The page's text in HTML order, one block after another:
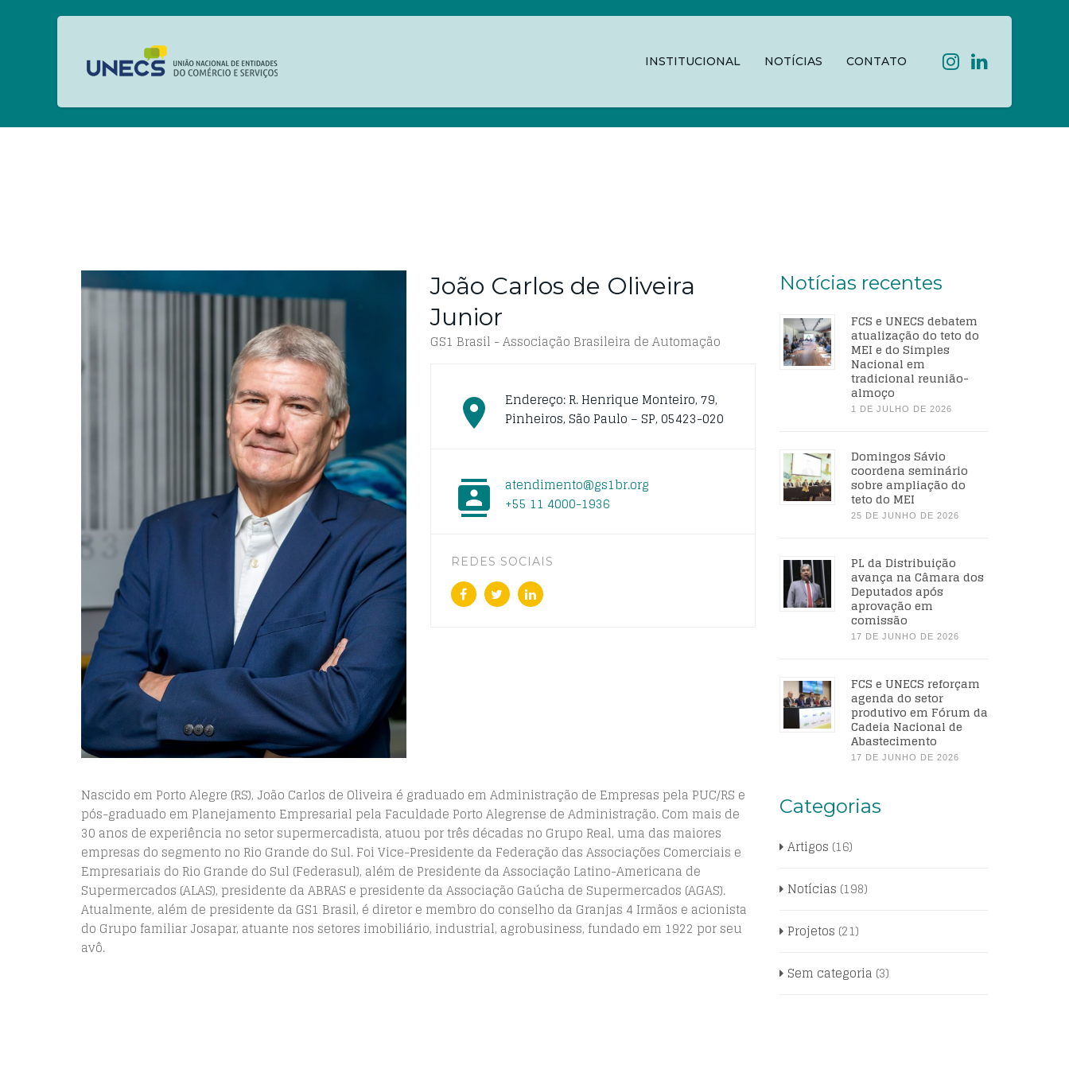
INSTITUCIONAL NOTÍCIAS CONTATO
João Carlos de Oliveira
Junior
GS1 Brasil - Associação Brasileira de Automação
Endereço: R. Henrique Monteiro, 79,
Pinheiros, São Paulo – SP, 05423-020
atendimento@gs1br.org
+55 11 4000-1936
REDES SOCIAIS
Nascido em Porto Alegre (RS), João Carlos de Oliveira é graduado em Administração de Empresas pela PUC/RS e
pós-graduado em Planejamento Empresarial pela Faculdade Porto Alegrense de Administração. Com mais de
30 anos de experiência no setor supermercadista, atuou por três décadas no Grupo Real, uma das maiores
empresas do segmento no Rio Grande do Sul. Foi Vice-Presidente da Federação das Associações Comerciais e
Empresariais do Rio Grande do Sul (Federasul), além de Presidente da Associação Latino-Americana de
Supermercados (ALAS), presidente da ABRAS e presidente da Associação Gaúcha de Supermercados (AGAS).
Atualmente, além de presidente da GS1 Brasil, é diretor e membro do conselho da Granjas 4 Irmãos e acionista
do Grupo familiar Josapar, atuante nos setores imobiliário, industrial, agrobusiness, fundado em 1922 por seu
avô.
Notícias recentes
FCS e UNECS debatem
atualização do teto do
MEI e do Simples
Nacional em
tradicional reunião-
almoço
1 DE JULHO DE 2026
Domingos Sávio
coordena seminário
sobre ampliação do
teto do MEI
25 DE JUNHO DE 2026
PL da Distribuição
avança na Câmara dos
Deputados após
aprovação em
comissão
17 DE JUNHO DE 2026
FCS e UNECS reforçam
agenda do setor
produtivo em Fórum da
Cadeia Nacional de
Abastecimento
17 DE JUNHO DE 2026
Categorias
Artigos (16)
Notícias (198)
Projetos (21)
Sem categoria (3)